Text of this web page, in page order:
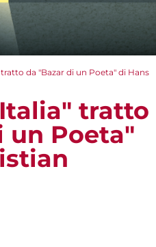
da "Bazar di un Poeta" di Hans
tratto
un Poeta"